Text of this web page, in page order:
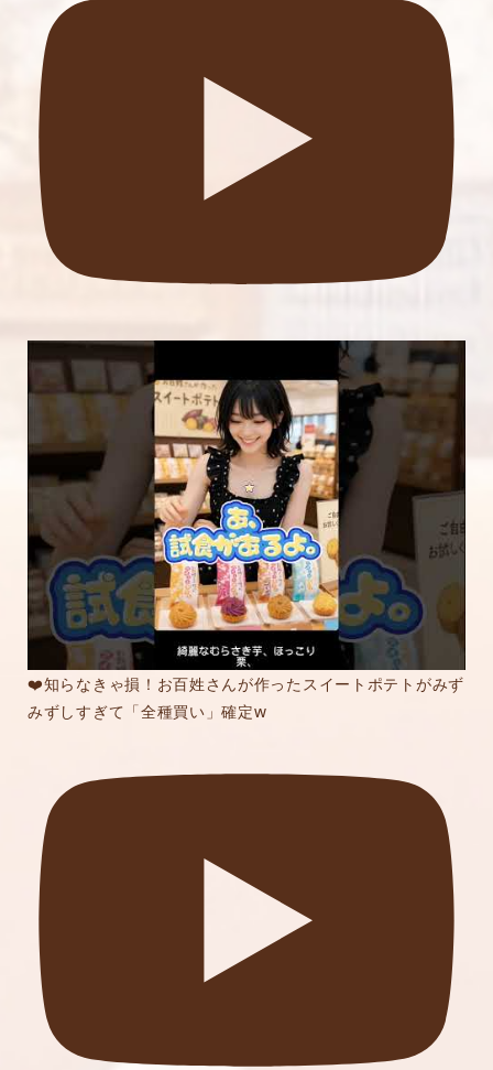
❤️知らなきゃ損！お百姓さんが作ったスイートポテトがみず
みずしすぎて「全種買い」確定w